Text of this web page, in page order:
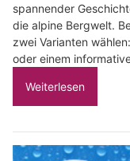
spannender
die alpine Bergwelt.
zwei Varianten
oder einem
Weiterlesen